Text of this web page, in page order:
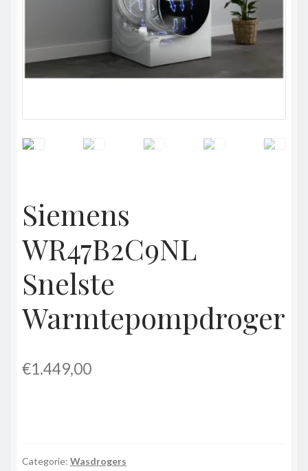
Siemens
WR47B2C9NL
Snelste
Warmtepompdroger
€1.449,00
Categorie: Wasdrogers